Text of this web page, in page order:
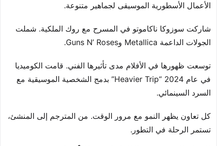
الأعمال الأسطورية الموسيقى لجماهير متنوعة.
شاركت سوزوكا ناكاموتو في المسرح مع روك الملكية. شملت
الجولات الداعمة Metallica وGuns N’ Roses.
توسعت ظهورها في الأفلام مدى تأثيرها الفني. قامت الكوميديا
في عام 2024 “Heavier Trip” بدمج الشخصية الموسيقية مع
السرد السينمائي.
كل تعاون يظهر النمو مع مرور الوقت. من المترجم إلى المنشئ،
تستمر الرحلة في التطور.